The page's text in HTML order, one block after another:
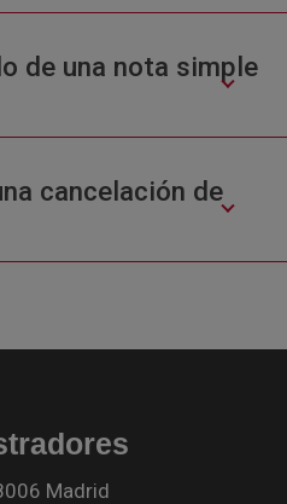
de una nota simple
cancelación de
Madrid